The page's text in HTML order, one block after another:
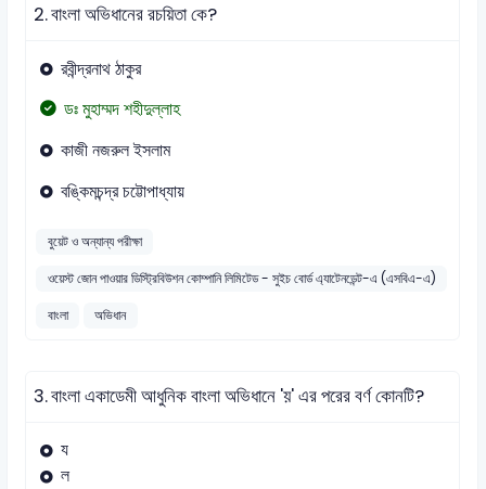
2.বাংলা অভিধানের রচয়িতা কে?
রবীন্দ্রনাথ ঠাকুর
ডঃ মুহাম্মদ শহীদুল্লাহ
কাজী নজরুল ইসলাম
বঙ্কিমচন্দ্র চট্টোপাধ্যায়
বুয়েট ও অন্যান্য পরীক্ষা
ওয়েস্ট জোন পাওয়ার ডিস্ট্রিবিউশন কোম্পানি লিমিটেড - সুইচ বোর্ড এ্যাটেনডেন্ট-এ (এসবিএ-এ)
বাংলা
অভিধান
3.বাংলা একাডেমী আধুনিক বাংলা অভিধানে 'য়' এর পরের বর্ণ কোনটি?
য
ল